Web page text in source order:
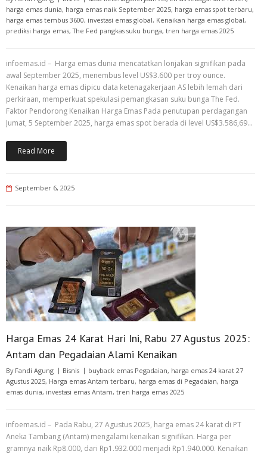
harga emas dunia, harga emas naik September 2025, harga emas spot terbaru,
harga emas tembus 3600, investasi emas global, Kenaikan harga emas global,
prediksi harga emas,The Fed pangkas suku bunga, tren harga emas 2025
infoemas.id – Harga emas dunia mencatatkan lonjakan signifikan pada
awal September 2025, menembus level US$3.600 per troy ounce.
Kenaikan harga emas dipicu data ketenagakerjaan AS lebih lemah dari
perkiraan, memperkuat spekulasi pemangkasan suku bunga The Fed.
Faktor Pendorong Kenaikan Harga Emas Pada penutupan perdagangan
Jumat, 5 September 2025, harga emas spot berada di level US$3.586,69…
Read More
September 6, 2025
Harga Emas 24 Karat Hari Ini, Rabu 27 Agustus 2025:
Antam dan Pegadaian Alami Kenaikan
By Fandi Agung Bisnis buyback emas Pegadaian, harga emas 24 karat 27
Agustus 2025, Harga emas Antam terbaru, harga emas di Pegadaian, harga
emas dunia, investasi emas Antam, tren harga emas 2025
infoemas.id – Pada Rabu, 27 Agustus 2025, harga emas 24 karat di PT
Aneka Tambang (Antam) mengalami kenaikan signifikan. Harga per
gramnya naik Rp8.000, dari Rp1.932.000 menjadi Rp1.940.000. Kenaikan